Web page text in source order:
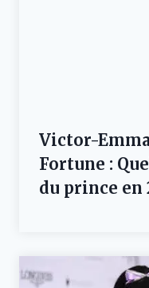
Victor-
Fortune :
du prince en